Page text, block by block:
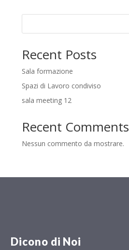
Recent Posts
Sala formazione
Spazi di Lavoro condiviso
sala meeting 12
Recent Comments
Nessun commento da mostrare.
Dicono di Noi